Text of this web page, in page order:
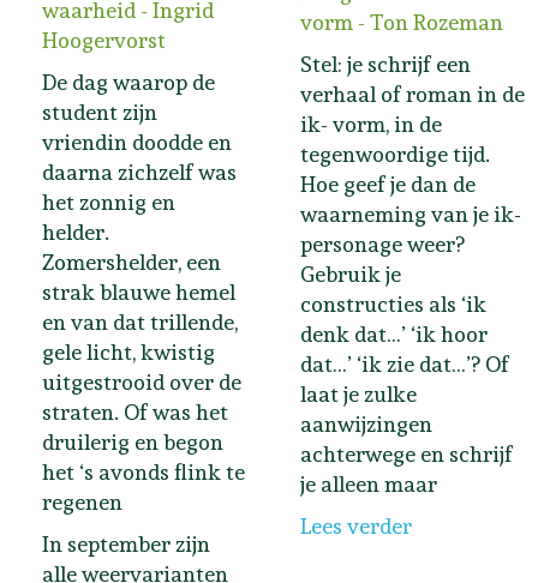
waarheid - Ingrid
Hoogervorst
De dag waarop de
student zijn
vriendin doodde en
daarna zichzelf was
het zonnig en
helder.
Zomershelder, een
strak blauwe hemel
en van dat trillende,
gele licht, kwistig
uitgestrooid over de
straten. Of was het
druilerig en begon
het ‘s avonds flink te
regenen
In september zijn
alle weervarianten
vorm - Ton Rozeman
Stel: je schrijf een
verhaal of roman in de
ik- vorm, in de
tegenwoordige tijd.
Hoe geef je dan de
waarneming van je ik-
personage weer?
Gebruik je
constructies als ‘ik
denk dat…’ ‘ik hoor
dat…’ ‘ik zie dat…’? Of
laat je zulke
aanwijzingen
achterwege en schrijf
je alleen maar
Lees verder